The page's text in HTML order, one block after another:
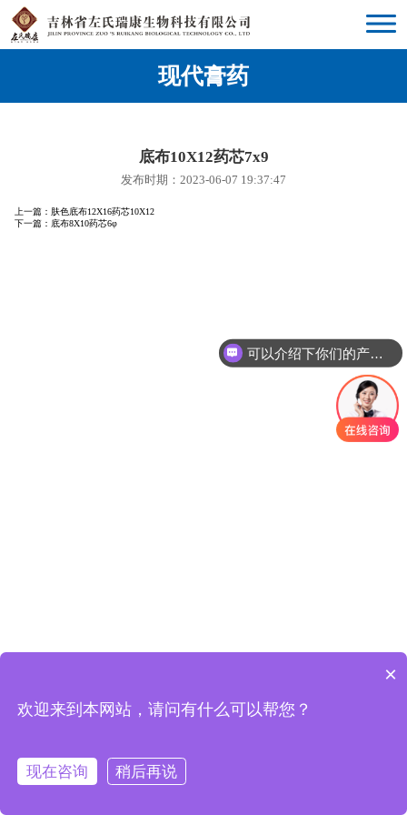
现代膏药
底布10X12药芯7x9
发布时期：2023-06-07 19:37:47
上一篇： 肤色底布12X16药芯10X12
下一篇： 底布8X10药芯6φ
版权所有：吉林省左氏瑞康生物科技有限公司
可以介绍下你们的产品么
×
欢迎来到本网站，请问有什么可以帮您？
现在咨询
稍后再说
在线咨询